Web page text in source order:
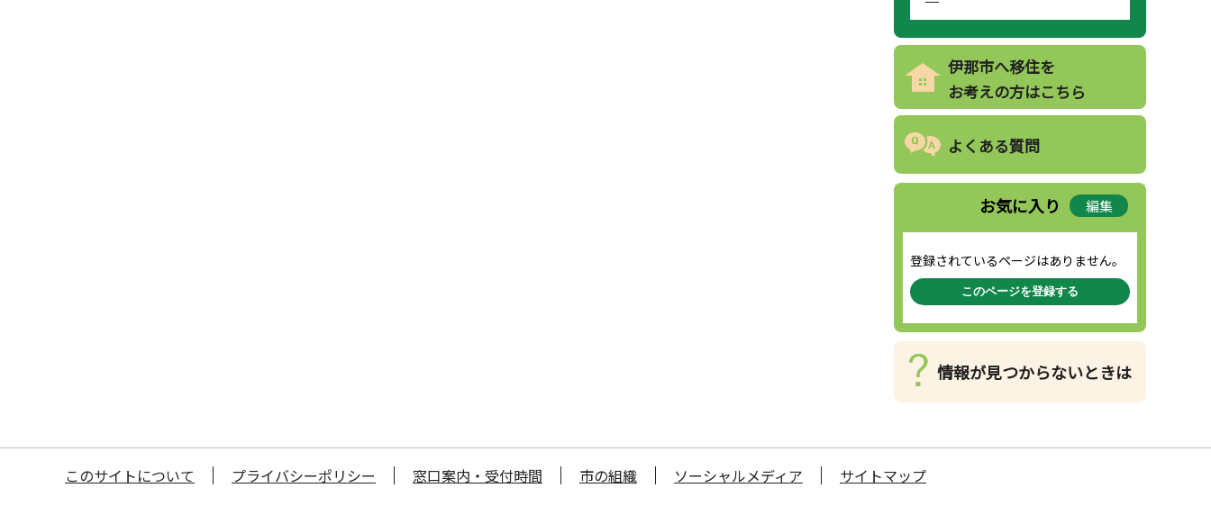
伊那市へ移住を
お考えの方はこちら
よくある質問
お気に入り 編集
登録されているページはありません。
このページを登録する
情報が見つからないときは
このサイトについて プライバシーポリシー 窓口案内・受付時間 市の組織 ソーシャルメディア サイトマップ